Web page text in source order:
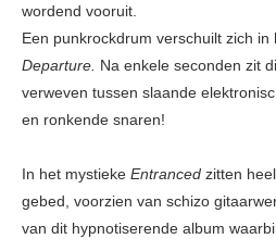
wordend vooruit.
Een punkrockdrum verschuilt zich
Departure. Na enkele seconden zit
verweven tussen slaande
en ronkende snaren!
In het mystieke Entranced zitten
gebed, voorzien van schizo
van dit hypnotiserende album